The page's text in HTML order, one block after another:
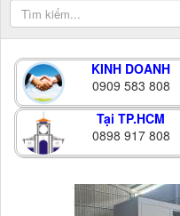
KINH DOANH
0909 583 808
Tại TP.HCM
0898 917 808